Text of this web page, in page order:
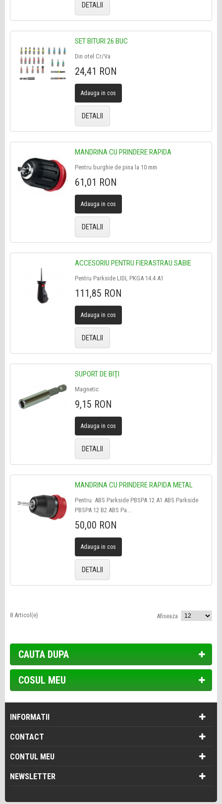
DETALII
SET BITURI 26 BUC
Din otel Cr/Va
24,41 RON
Adauga in cos
DETALII
MANDRINA CU PRINDERE RAPIDA
Pentru burghie de pina la 10 mm
61,01 RON
Adauga in cos
DETALII
ACCESORIU PENTRU FIERASTRAU SABIE
Pentru Parkside LIDL PKGA 14.4 A1
111,85 RON
Adauga in cos
DETALII
SUPORT DE BIŢI
Magnetic
9,15 RON
Adauga in cos
DETALII
MANDRINA CU PRINDERE RAPIDA METAL
Pentru ABS Parkside PBSPA 12 A1 ABS Parkside
PBSPA 12 B2 ABS Pa...
50,00 RON
Adauga in cos
DETALII
8 Articol(e) Afiseaza
CAUTA DUPA
COSUL MEU
INFORMATII
CONTACT
CONTUL MEU
NEWSLETTER